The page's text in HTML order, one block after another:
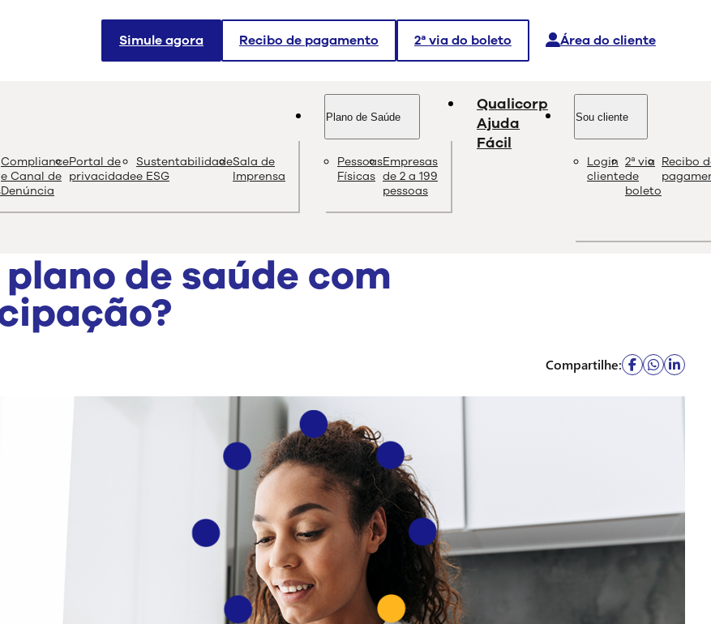
Simule agora Recibo de pagamento 2ª via do boleto Área do cliente
Compliance
e Canal de
Denúncia
Portal de
privacidade
Sustentabilidade
e ESG
Sala de
Imprensa
Plano de Saúde
Pessoas
Físicas
Empresas
de 2 a 199
pessoas
Qualicorp
Ajuda
Fácil
Sou cliente
Login
cliente
2ª via
de
boleto
Recibo
Conteúdo de qualidade e as melhores soluções sobre saúde e bem-estar.
plano de saúde com
Compartilhe: